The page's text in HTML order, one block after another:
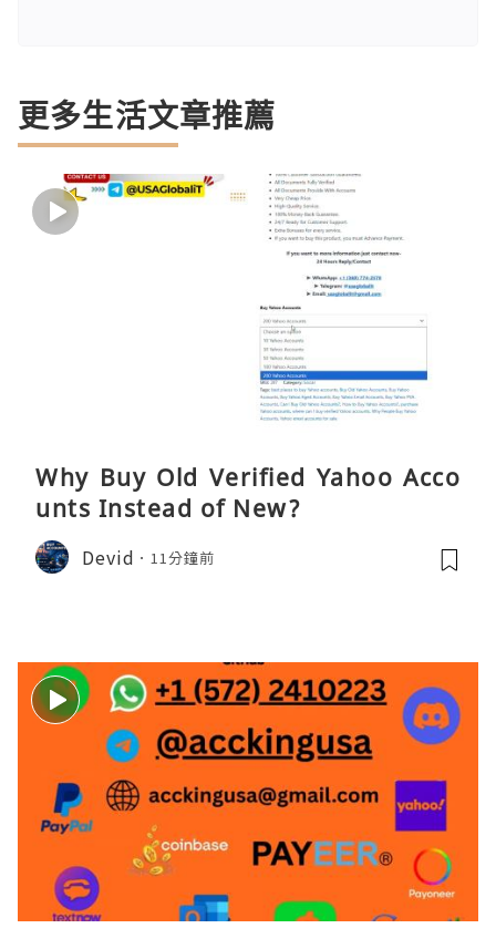
更多生活文章推薦
Why Buy Old Verified Yahoo Acco
unts Instead of New?
Devid 11分鐘前